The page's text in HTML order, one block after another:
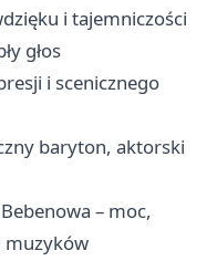
i tajemniczości
głos
i scenicznego
baryton, aktorski
– moc,
muzyków